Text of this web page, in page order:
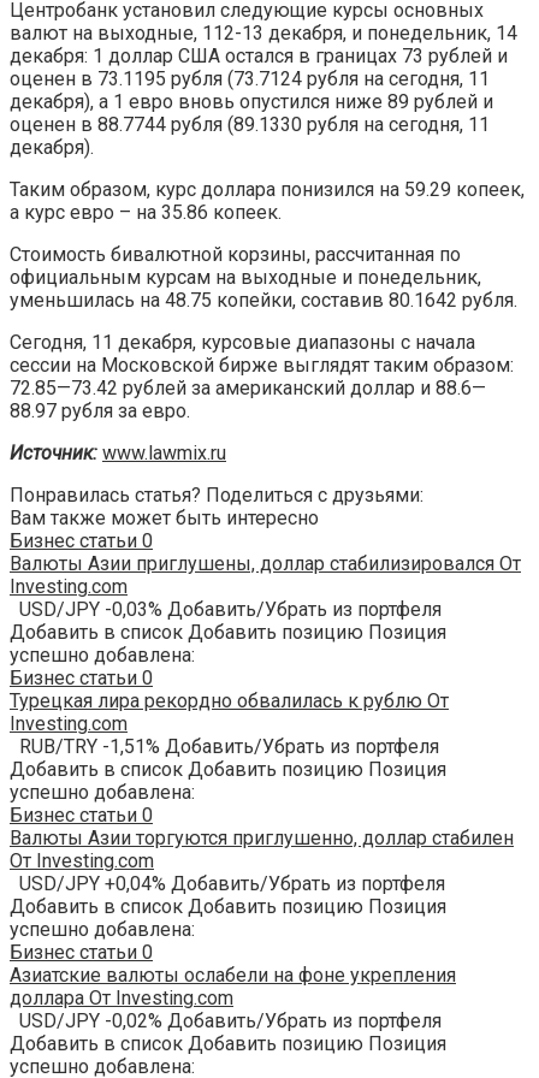
Центробанк установил следующие курсы основных
валют на выходные, 112-13 декабря, и понедельник, 14
декабря: 1 доллар США остался в границах 73 рублей и
оценен в 73.1195 рубля (73.7124 рубля на сегодня, 11
декабря), а 1 евро вновь опустился ниже 89 рублей и
оценен в 88.7744 рубля (89.1330 рубля на сегодня, 11
декабря).
Таким образом, курс доллара понизился на 59.29 копеек,
а курс евро – на 35.86 копеек.
Стоимость бивалютной корзины, рассчитанная по
официальным курсам на выходные и понедельник,
уменьшилась на 48.75 копейки, составив 80.1642 рубля.
Сегодня, 11 декабря, курсовые диапазоны с начала
сессии на Московской бирже выглядят таким образом:
72.85—73.42 рублей за американский доллар и 88.6—
88.97 рубля за евро.
Источник: www.lawmix.ru
Понравилась статья? Поделиться с друзьями:
Вам также может быть интересно
Бизнес статьи 0
Валюты Азии приглушены, доллар стабилизировался От
Investing.com
USD/JPY -0,03% Добавить/Убрать из портфеля
Добавить в список Добавить позицию Позиция
успешно добавлена:
Бизнес статьи 0
Турецкая лира рекордно обвалилась к рублю От
Investing.com
RUB/TRY -1,51% Добавить/Убрать из портфеля
Добавить в список Добавить позицию Позиция
успешно добавлена:
Бизнес статьи 0
Валюты Азии торгуются приглушенно, доллар стабилен
От Investing.com
USD/JPY +0,04% Добавить/Убрать из портфеля
Добавить в список Добавить позицию Позиция
успешно добавлена:
Бизнес статьи 0
Азиатские валюты ослабели на фоне укрепления
доллара От Investing.com
USD/JPY -0,02% Добавить/Убрать из портфеля
Добавить в список Добавить позицию Позиция
успешно добавлена: